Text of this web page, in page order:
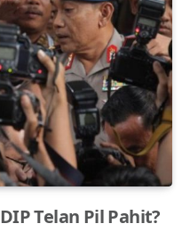
Telan Pil Pahit?